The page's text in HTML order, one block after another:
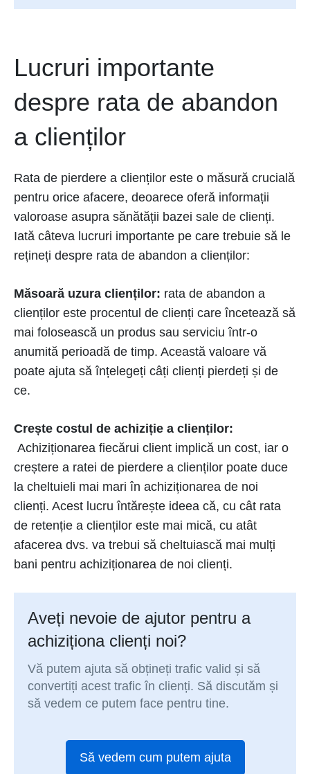
Lucruri importante
despre rata de abandon
a clienților
Rata de pierdere a clienților este o măsură crucială
pentru orice afacere, deoarece oferă informații
valoroase asupra sănătății bazei sale de clienți.
Iată câteva lucruri importante pe care trebuie să le
rețineți despre rata de abandon a clienților:
Măsoară uzura clienților: rata de abandon a
clienților este procentul de clienți care încetează să
mai folosească un produs sau serviciu într-o
anumită perioadă de timp. Această valoare vă
poate ajuta să înțelegeți câți clienți pierdeți și de
ce.
Crește costul de achiziție a clienților:
Achiziționarea fiecărui client implică un cost, iar o
creștere a ratei de pierdere a clienților poate duce
la cheltuieli mai mari în achiziționarea de noi
clienți. Acest lucru întărește ideea că, cu cât rata
de retenție a clienților este mai mică, cu atât
afacerea dvs. va trebui să cheltuiască mai mulți
bani pentru achiziționarea de noi clienți.
Aveți nevoie de ajutor pentru a
achiziționa clienți noi?
Vă putem ajuta să obțineți trafic valid și să
convertiți acest trafic în clienți. Să discutăm și
să vedem ce putem face pentru tine.
Să vedem cum putem ajuta